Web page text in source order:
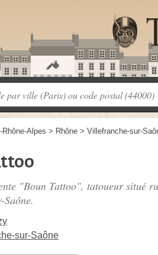
Rhône-Alpes > Rhône > Villefranche-sur-
"Boun Tattoo", tatoueur situé
sur-Saône